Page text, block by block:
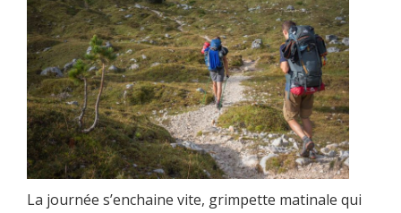
La journée s’enchaine vite, grimpette matinale qui